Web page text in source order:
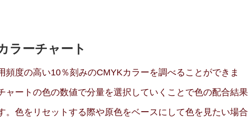
ラーチャート
頻度の高い10％刻みのCMYKカラーを調べることができま
ャートの色の数値で分量を選択していくことで色の配合結果
。色をリセットする際や原色をベースにして色を見たい場合